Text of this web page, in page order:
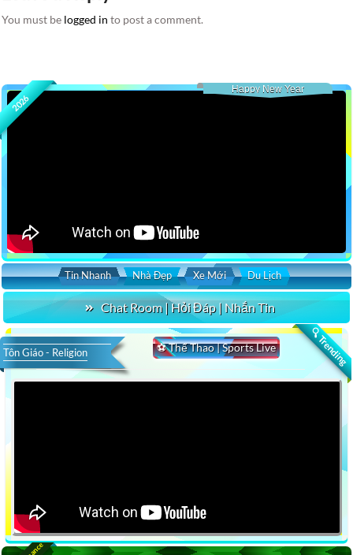
You must be logged in to post a comment.
2026
Happy New Year
Tin Nhanh Nhà Đẹp Xe Mới Du Lịch
Chat Room | Hỏi Đáp | Nhắn Tin
🔍 Trending
⚽ Thể Thao | Sports Live
Tôn Giáo - Religion